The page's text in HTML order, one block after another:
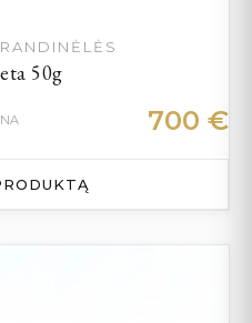
50g
700 €